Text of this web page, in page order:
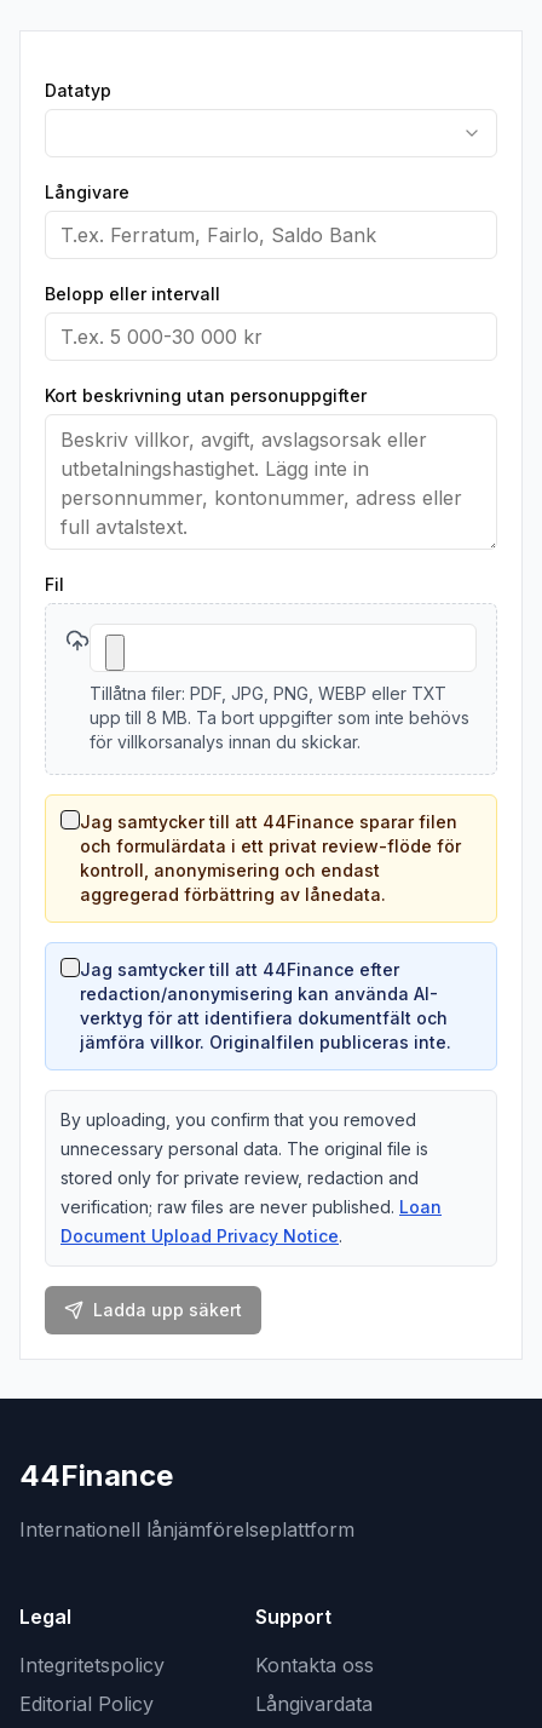
Datatyp
Långivare
Belopp eller intervall
Kort beskrivning utan personuppgifter
Fil
Tillåtna filer: PDF, JPG, PNG, WEBP eller TXT
upp till 8 MB. Ta bort uppgifter som inte behövs
för villkorsanalys innan du skickar.
Jag samtycker till att 44Finance sparar filen
och formulärdata i ett privat review-flöde för
kontroll, anonymisering och endast
aggregerad förbättring av lånedata.
Jag samtycker till att 44Finance efter
redaction/anonymisering kan använda AI-
verktyg för att identifiera dokumentfält och
jämföra villkor. Originalfilen publiceras inte.
By uploading, you confirm that you removed
unnecessary personal data. The original file is
stored only for private review, redaction and
verification; raw files are never published. Loan
Document Upload Privacy Notice.
Ladda upp säkert
44Finance
Internationell lånjämförelseplattform
Legal
Integritetspolicy
Editorial Policy
Support
Kontakta oss
Långivardata